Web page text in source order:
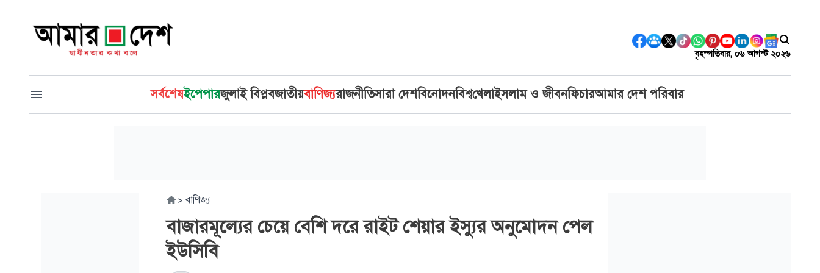
বৃহস্পতিবার, ০৬ আগস্ট ২০২৬
সর্বশেষইপেপারজুলাই বিপ্লবজাতীয়বাণিজ্যরাজনীতিসারা দেশবিনোদনবিশ্বখেলাইসলাম ও জীবনফিচারআমার দেশ পরিবার
> বাণিজ্য
বাজারমূল্যের চেয়ে বেশি দরে রাইট শেয়ার ইস্যুর অনুমোদন পেল
ইউসিবি